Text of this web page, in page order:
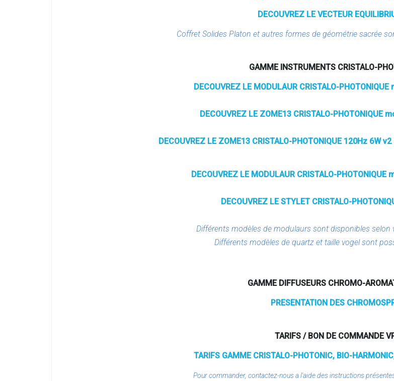
DECOUVREZ LE VECTEUR
Coffret Solides Platon et autres formes de géométrie sacrée
GAMME INSTRUMENTS CRISTALO-
DECOUVREZ LE MODULAUR CRISTALO-
DECOUVREZ LE ZOME13 CRISTALO-PHOTONIQUE
DECOUVREZ LE ZOME13 CRISTALO-PHOTONIQUE 120Hz 6W
DECOUVREZ LE MODULAUR CRISTALO-
DECOUVREZ LE STYLET CRISTALO-
Différents modèles de modulaurs sont disponibles selon
Différents modèles de quartz et taille vogel sont
GAMME DIFFUSEURS CHROMO-
PRESENTATION DES
TARIFS / BON DE COMMANDE
TARIFS GAMME CRISTALO-PHOTONIC, BIO-
Pour commander, contactez-nous a l'aide des instructions